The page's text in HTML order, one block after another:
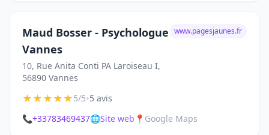
Maud Bosser - Psychologue
Vannes
10, Rue Anita Conti PA Laroiseau I,
56890 Vannes
www.pagesjaunes.fr
★★★★★5/5•5 avis
📞+33783469437🌐Site web 📍 Google Maps